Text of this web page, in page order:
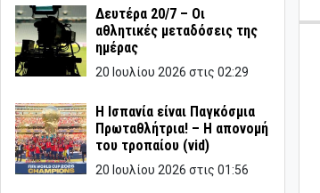
Δευτέρα 20/7 – Οι
αθλητικές μεταδόσεις της
ημέρας
20 Ιουλίου 2026 στις 02:29
Η Ισπανία είναι Παγκόσμια
Πρωταθλήτρια! – Η απονομή
του τροπαίου (vid)
20 Ιουλίου 2026 στις 01:56